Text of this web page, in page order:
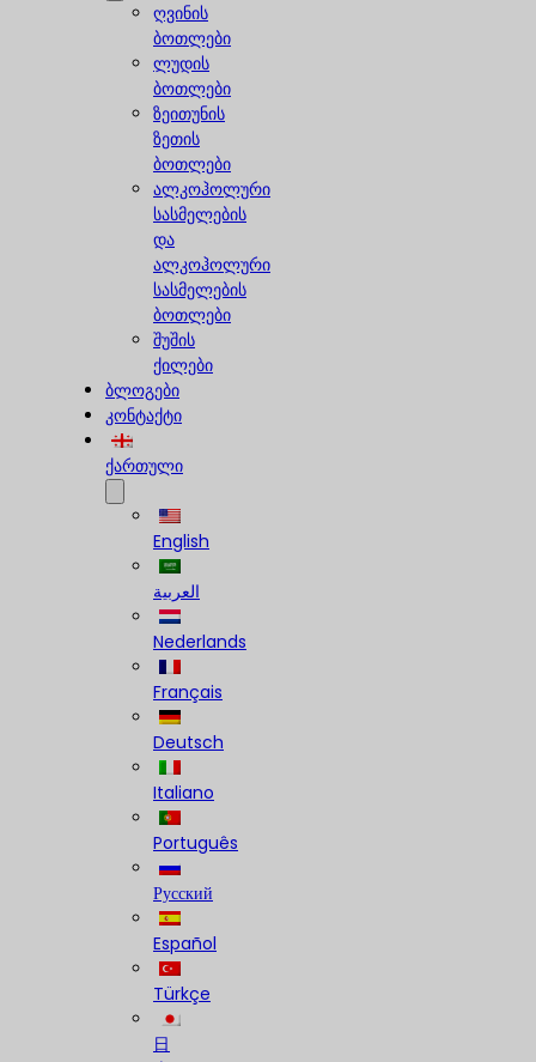
ღვინის
ბოთლები
ლუდის
ბოთლები
ზეითუნის
ზეთის
ბოთლები
ალკოჰოლური
სასმელების
და
ალკოჰოლური
სასმელების
ბოთლები
შუშის
ქილები
ბლოგები
კონტაქტი
ქართული
English
العربية
Nederlands
Français
Deutsch
Italiano
Português
Русский
Español
Türkçe
日